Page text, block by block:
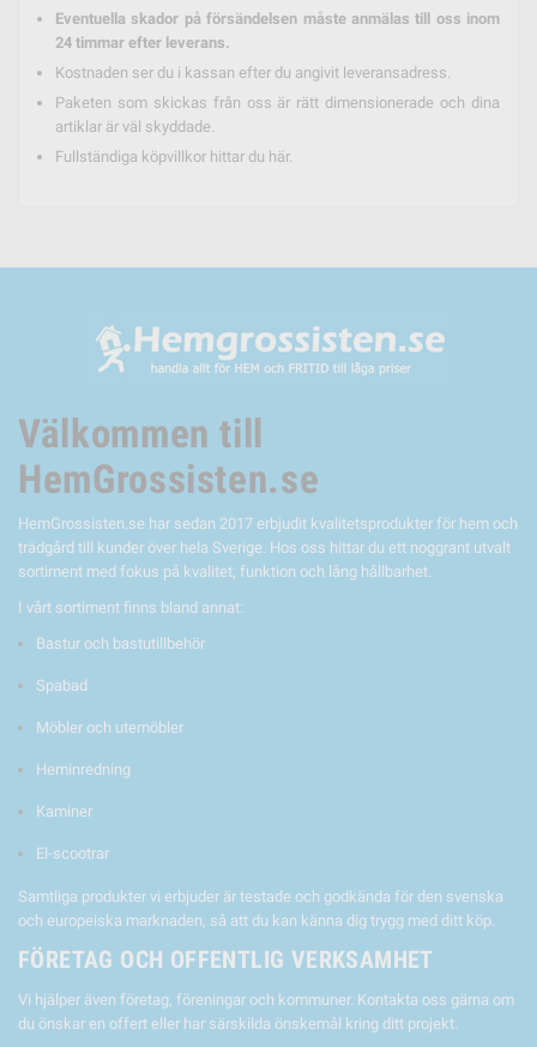
Eventuella skador på försändelsen måste anmälas till oss inom
24 timmar efter leverans.
Kostnaden ser du i kassan efter du angivit leveransadress.
Paketen som skickas från oss är rätt dimensionerade och dina
artiklar är väl skyddade.
Fullständiga köpvillkor hittar du här.
Välkommen till
HemGrossisten.se
HemGrossisten.se har sedan 2017 erbjudit kvalitetsprodukter för hem och
trädgård till kunder över hela Sverige. Hos oss hittar du ett noggrant utvalt
sortiment med fokus på kvalitet, funktion och lång hållbarhet.
I vårt sortiment finns bland annat:
Bastur och bastutillbehör
Spabad
Möbler och utemöbler
Heminredning
Kaminer
El-scootrar
Samtliga produkter vi erbjuder är testade och godkända för den svenska
och europeiska marknaden, så att du kan känna dig trygg med ditt köp.
FÖRETAG OCH OFFENTLIG VERKSAMHET
Vi hjälper även företag, föreningar och kommuner. Kontakta oss gärna om
du önskar en offert eller har särskilda önskemål kring ditt projekt.